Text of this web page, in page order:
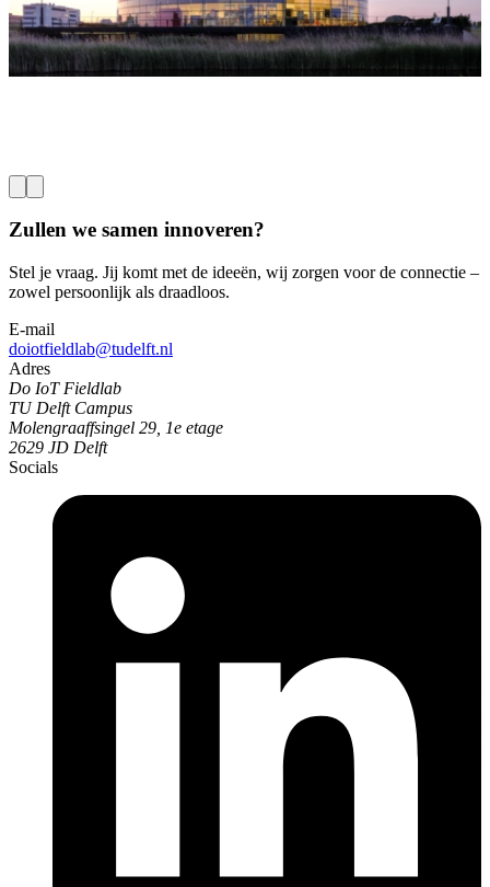
gebouwtechnologieën. Het project richt zich op twee kernthema’s:
slim energiegebruik en slimme aanwezigheidsdetectie.
Lees meer
Zullen we samen innoveren?
Stel je vraag. Jij komt met de ideeën, wij zorgen voor de connectie –
zowel persoonlijk als draadloos.
E-mail
doiotfieldlab@tudelft.nl
Adres
Do IoT Fieldlab
TU Delft Campus
Molengraaffsingel 29, 1e etage
2629 JD Delft
Socials